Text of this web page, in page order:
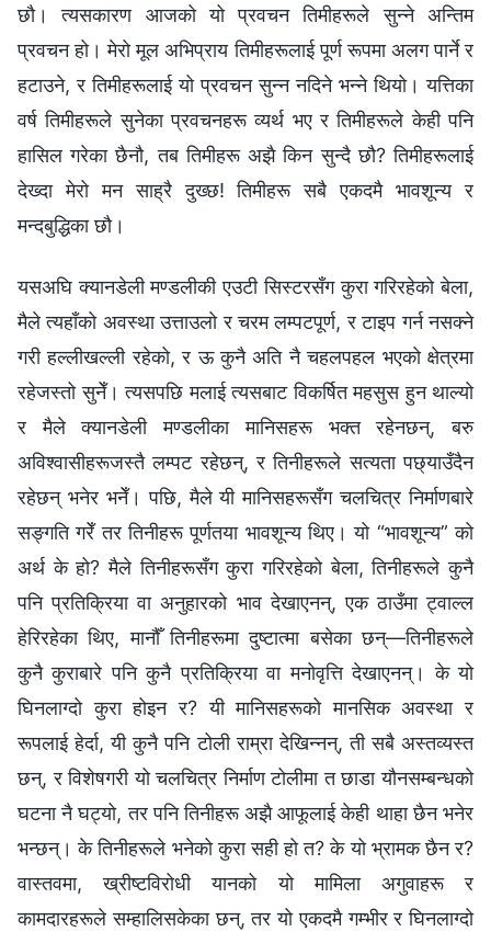
छौ। त्यसकारण आजको यो प्रवचन तिमीहरूले सुन्‍ने अन्तिम
प्रवचन हो। मेरो मूल अभिप्राय तिमीहरूलाई पूर्ण रूपमा अलग पार्ने र
हटाउने, र तिमीहरूलाई यो प्रवचन सुन्‍न नदिने भन्‍ने थियो। यत्तिका
वर्ष तिमीहरूले सुनेका प्रवचनहरू व्यर्थ भए र तिमीहरूले केही पनि
हासिल गरेका छैनौ, तब तिमीहरू अझै किन सुन्दै छौ? तिमीहरूलाई
देख्दा मेरो मन साह्रै दुख्छ! तिमीहरू सबै एकदमै भावशून्य र
मन्दबुद्धिका छौ।
यसअघि क्यानडेली मण्डलीकी एउटी सिस्टरसँग कुरा गरिरहेको बेला,
मैले त्यहाँको अवस्था उत्ताउलो र चरम लम्पटपूर्ण, र टाइप गर्न नसक्ने
गरी हल्लीखल्ली रहेको, र ऊ कुनै अति नै चहलपहल भएको क्षेत्रमा
रहेजस्तो सुनेँ। त्यसपछि मलाई त्यसबाट विकर्षित महसुस हुन थाल्यो
र मैले क्यानडेली मण्डलीका मानिसहरू भक्त रहेनछन्, बरु
अविश्‍वासीहरूजस्तै लम्पट रहेछन्, र तिनीहरूले सत्यता पछ्याउँदैन
रहेछन् भनेर भनेँ। पछि, मैले यी मानिसहरूसँग चलचित्र निर्माणबारे
सङ्गति गरेँ तर तिनीहरू पूर्णतया भावशून्य थिए। यो “भावशून्य” को
अर्थ के हो? मैले तिनीहरूसँग कुरा गरिरहेको बेला, तिनीहरूले कुनै
पनि प्रतिक्रिया वा अनुहारको भाव देखाएनन्, एक ठाउँमा ट्वाल्ल
हेरिरहेका थिए, मानौँ तिनीहरूमा दुष्टात्मा बसेका छन्—तिनीहरूले
कुनै कुराबारे पनि कुनै प्रतिक्रिया वा मनोवृत्ति देखाएनन्। के यो
घिनलाग्दो कुरा होइन र? यी मानिसहरूको मानसिक अवस्था र
रूपलाई हेर्दा, यी कुनै पनि टोली राम्रा देखिन्‍नन्, ती सबै अस्तव्यस्त
छन्, र विशेषगरी यो चलचित्र निर्माण टोलीमा त छाडा यौनसम्बन्धको
घटना नै घट्यो, तर पनि तिनीहरू अझै आफूलाई केही थाहा छैन भनेर
भन्छन्। के तिनीहरूले भनेको कुरा सही हो त? के यो भ्रामक छैन र?
वास्तवमा, ख्रीष्टविरोधी यानको यो मामिला अगुवाहरू र
कामदारहरूले सम्हालिसकेका छन्, तर यो एकदमै गम्भीर र घिनलाग्दो